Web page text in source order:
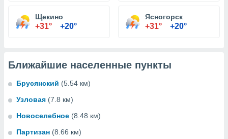
Щекино
+31° +20°
Ясногорск
+31° +20°
Ближайшие населенные пункты
Брусянский (5.54 км)
Узловая (7.8 км)
Новоселебное (8.48 км)
Партизан (8.66 км)